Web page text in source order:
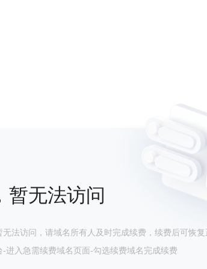
暂无法访问
法访问，请域名所有人及时完成续费，续费后可恢复
进入急需续费域名页面-勾选续费域名完成续费